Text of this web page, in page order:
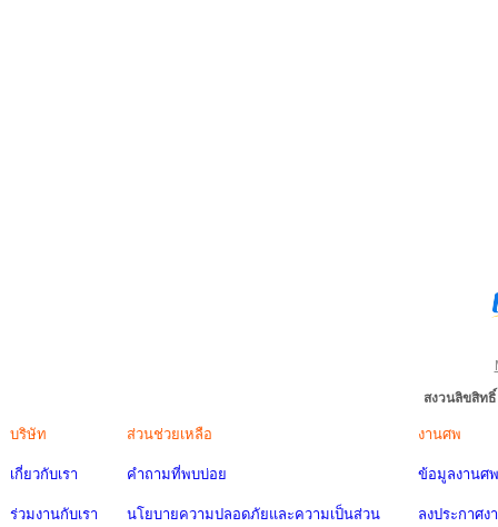
สงวนลิขสิท
บริษัท
เกี่ยวกับเรา
ร่วมงานกับเรา
ส่วนช่วยเหลือ
คำถามที่พบบ่อย
นโยบายความปลอดภัยและความเป็นส่วน
งานศพ
ข้อมูลงานศพ
ลงประกาศง